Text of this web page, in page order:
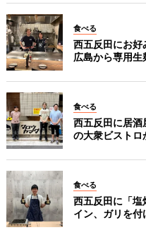
食べる
西五反田にお好
広島から専用生
食べる
西五反田に居酒
の大衆ビストロ
食べる
西五反田に「塩
イン、ガリを付